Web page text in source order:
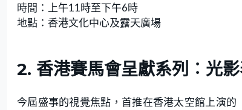
時間：上午11時至下午6時
地點：香港文化中心及露天廣場
2. 香港賽馬會呈獻系列︰光
今屆盛事的視覺焦點，首推在香港太空館上演